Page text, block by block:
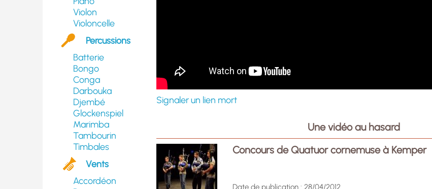
Violon
Violoncelle
Percussions
Batterie
Bongo
Conga
Darbouka
Djembé
Glockenspiel
Marimba
Tambourin
Timbales
Vents
Accordéon
Signaler un lien mort
Une vidéo au hasard
Concours de Quatuor cornemuse à Kemper
Date de publication : 28/04/2012